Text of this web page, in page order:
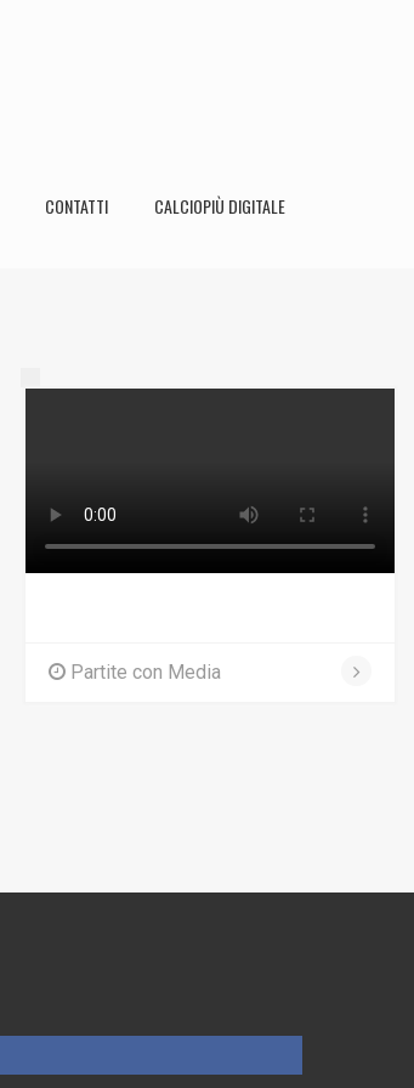
CONTATTI CALCIOPIÙ DIGITALE
Partite con Media